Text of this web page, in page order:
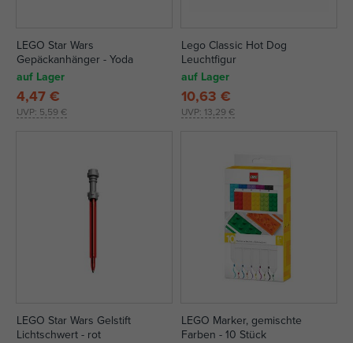
LEGO Star Wars
Gepäckanhänger - Yoda
auf Lager
UVP: 5,59 €
4,47 €
Lego Classic Hot Dog
Leuchtfigur
auf Lager
UVP: 13,29 €
10,63 €
LEGO Star Wars Gelstift
Lichtschwert - rot
LEGO Marker, gemischte
Farben - 10 Stück